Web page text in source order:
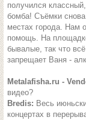
получился
бомба! Съёмки
местах города. Нам
помощь. На
бывалые, так что
запрещает Ваня -
Metalafisha.ru -
видео?
Bredis: Весь
концертах в